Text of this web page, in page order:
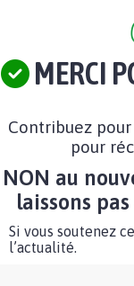
MERCI
Contribuez
pour
NON au
laissons
Si vous soutenez
l’actualité.